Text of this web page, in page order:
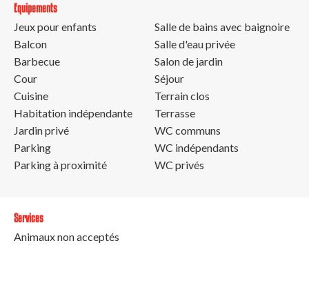
Equipements
Jeux pour enfants
Balcon
Barbecue
Cour
Cuisine
Habitation indépendante
Jardin privé
Parking
Parking à proximité
Salle de bains avec baignoire
Salle d'eau privée
Salon de jardin
Séjour
Terrain clos
Terrasse
WC communs
WC indépendants
WC privés
Services
Animaux non acceptés